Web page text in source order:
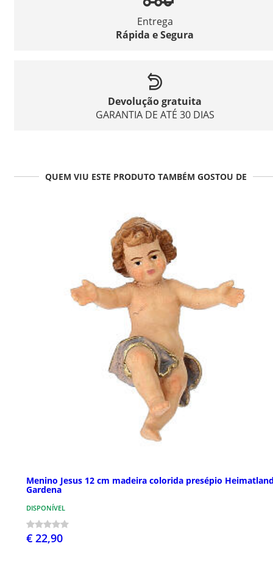
Entrega
Rápida e Segura
Devolução gratuita
GARANTIA DE ATÉ 30 DIAS
QUEM VIU ESTE PRODUTO TAMBÉM GOSTOU DE
Menino Jesus 12 cm madeira colorida presépio
Gardena
DISPONÍVEL
€ 22,90